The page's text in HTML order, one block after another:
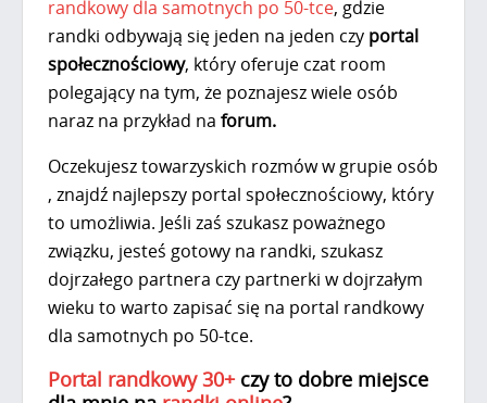
randkowy dla samotnych po 50-tce, gdzie
randki odbywają się jeden na jeden czy portal
społecznościowy, który oferuje czat room
polegający na tym, że poznajesz wiele osób
naraz na przykład na forum.
Oczekujesz towarzyskich rozmów w grupie osób
, znajdź najlepszy portal społecznościowy, który
to umożliwia. Jeśli zaś szukasz poważnego
związku, jesteś gotowy na randki, szukasz
dojrzałego partnera czy partnerki w dojrzałym
wieku to warto zapisać się na portal randkowy
dla samotnych po 50-tce.
Portal randkowy 30+czy to dobre miejsce